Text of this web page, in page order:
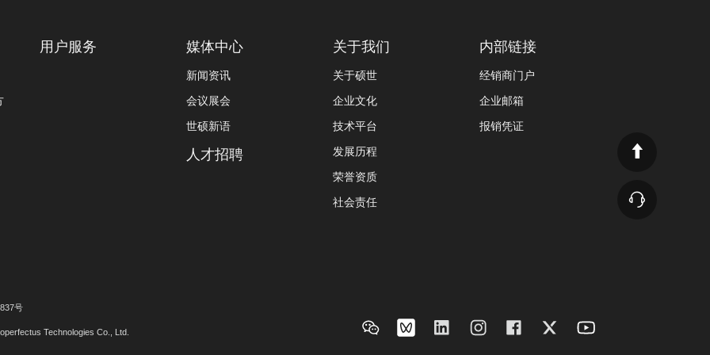
用户服务 媒体中心
新闻资讯
会议展会
世硕新语
人才招聘
关于我们
关于硕世
企业文化
技术平台
发展历程
荣誉资质
社会责任
内部链接
经销商门户
企业邮箱
报销凭证
号
Technologies Co., Ltd.